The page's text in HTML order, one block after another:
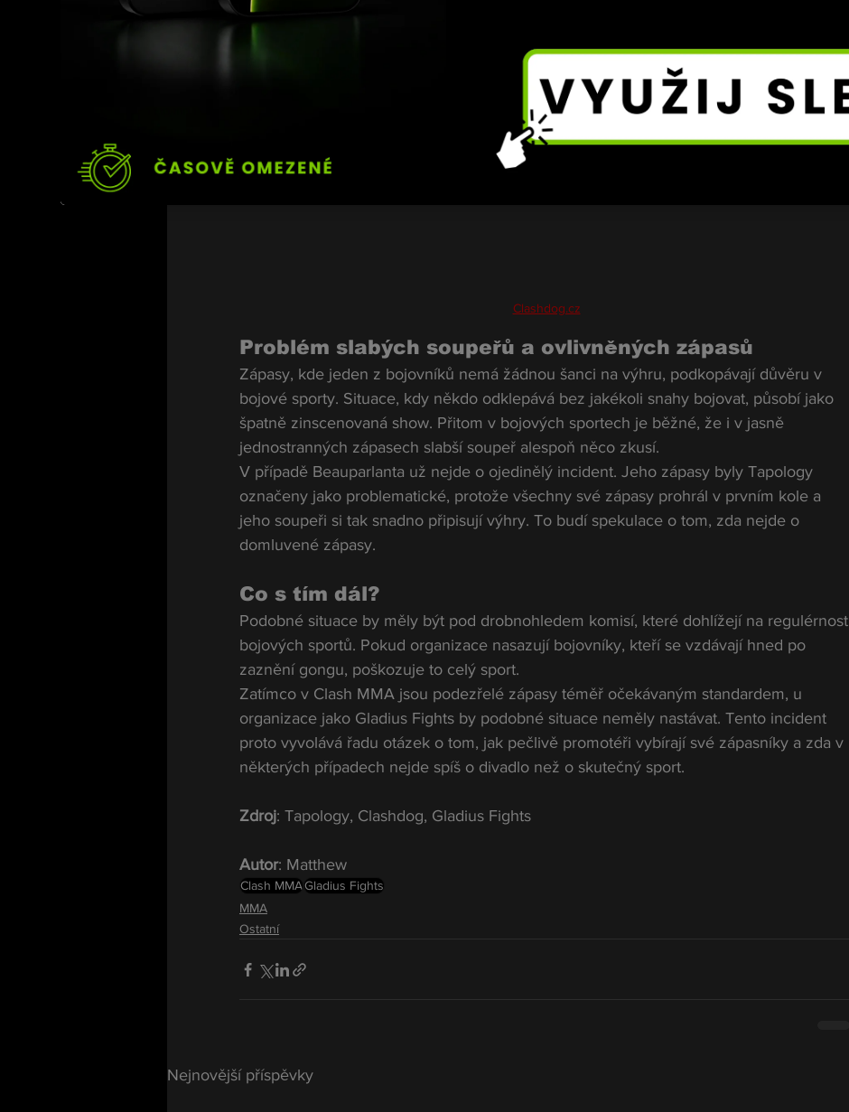
Clashdog.cz
Problém slabých soupeřů a ovlivněných zápasů
Zápasy, kde jeden z bojovníků nemá žádnou šanci na výhru, podkopávají důvěru v
bojové sporty. Situace, kdy někdo odklepává bez jakékoli snahy bojovat, působí jako
špatně zinscenovaná show. Přitom v bojových sportech je běžné, že i v jasně
jednostranných zápasech slabší soupeř alespoň něco zkusí.
V případě Beauparlanta už nejde o ojedinělý incident. Jeho zápasy byly Tapology
označeny jako problematické, protože všechny své zápasy prohrál v prvním kole a
jeho soupeři si tak snadno připisují výhry. To budí spekulace o tom, zda nejde o
domluvené zápasy.
Co s tím dál?
Podobné situace by měly být pod drobnohledem komisí, které dohlížejí na regulérnost
bojových sportů. Pokud organizace nasazují bojovníky, kteří se vzdávají hned po
zaznění gongu, poškozuje to celý sport.
Zatímco v Clash MMA jsou podezřelé zápasy téměř očekávaným standardem, u
organizace jako Gladius Fights by podobné situace neměly nastávat. Tento incident
proto vyvolává řadu otázek o tom, jak pečlivě promotéři vybírají své zápasníky a zda v
některých případech nejde spíš o divadlo než o skutečný sport.
Zdroj: Tapology, Clashdog, Gladius Fights
Autor: Matthew
Clash MMAGladius Fights
MMA
Ostatní
Nejnovější příspěvky